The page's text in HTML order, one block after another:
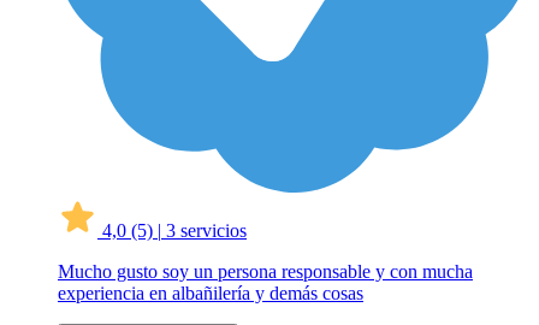
4,0 (5) | 3 servicios
Mucho gusto soy un persona responsable y con mucha
experiencia en albañilería y demás cosas